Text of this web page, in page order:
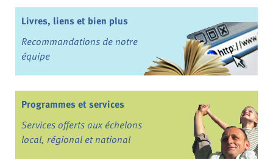
Livres, liens et bien plus
Recommandations de notre
équipe
Programmes et services
Services offerts aux échelons
local, régional et national